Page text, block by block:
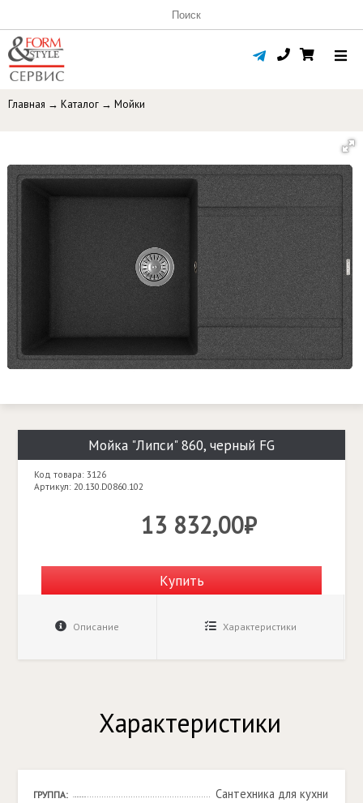
Главная → Каталог → Мойки
Мойка "Липси" 860, черный FG
Код товара: 3126
Артикул: 20.130.D0860.102
13 832,00₽
Купить
Описание Характеристики
Характеристики
ГРУППА: Сантехника для кухни